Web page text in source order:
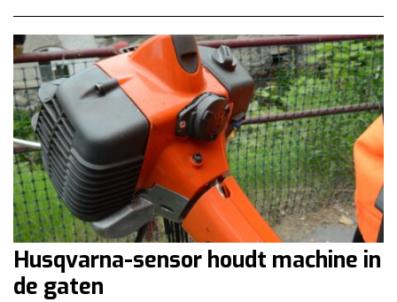
Husqvarna-sensor houdt machine in
de gaten